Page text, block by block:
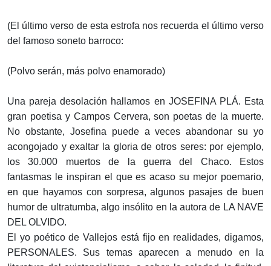
(El último verso de esta estrofa nos recuerda el último verso
del famoso soneto barroco:
(Polvo serán, más polvo enamorado)
Una pareja desolación hallamos en JOSEFINA PLÁ. Esta
gran poetisa y Campos Cervera, son poetas de la muerte.
No obstante, Josefina puede a veces abandonar su yo
acongojado y exaltar la gloria de otros seres: por ejemplo,
los 30.000 muertos de la guerra del Chaco. Estos
fantasmas le inspiran el que es acaso su mejor poemario,
en que hayamos con sorpresa, algunos pasajes de buen
humor de ultratumba, algo insólito en la autora de LA NAVE
DEL OLVIDO.
El yo poético de Vallejos está fijo en realidades, digamos,
PERSONALES. Sus temas aparecen a menudo en la